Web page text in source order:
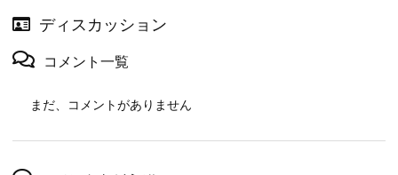
ディスカッション
コメント一覧
まだ、コメントがありません